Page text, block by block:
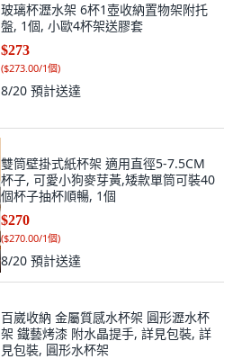
玻璃杯瀝水架 6杯1壺收納置物架附托
盤, 1個, 小歐4杯架送膠套
$273
($273.00/1個)
8/20 預計送達
雙筒壁掛式紙杯架 適用直徑5-7.5CM
杯子, 可愛小狗麥芽黃,矮款單筒可裝40
個杯子抽杯順暢, 1個
$270
($270.00/1個)
8/20 預計送達
百崴收納 金屬質感水杯架 圓形瀝水杯
架 鐵藝烤漆 附水晶提手, 詳見包裝, 詳
見包裝, 圓形水杯架